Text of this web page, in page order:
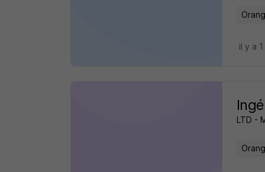
il y a
LTD -